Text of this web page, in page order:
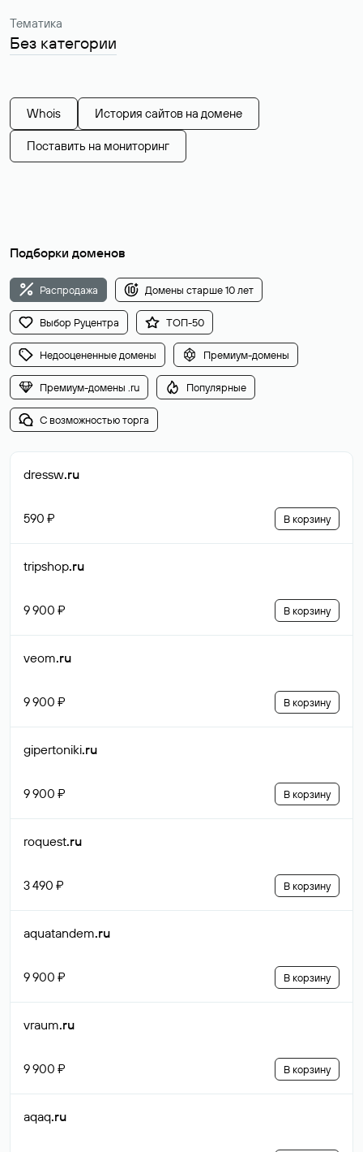
Тематика
Без категории
Whois История сайтов на домене
Поставить на мониторинг
Подборки доменов
Распродажа Домены старше 10 лет
Выбор Руцентра ТОП-50
Недооцененные домены Премиум-домены
Премиум-домены .ru Популярные
С возможностью торга
dressw.ru
590 ₽ В корзину
tripshop.ru
9 900 ₽ В корзину
veom.ru
9 900 ₽ В корзину
gipertoniki.ru
9 900 ₽ В корзину
roquest.ru
3 490 ₽ В корзину
aquatandem.ru
9 900 ₽ В корзину
vraum.ru
9 900 ₽ В корзину
aqaq.ru